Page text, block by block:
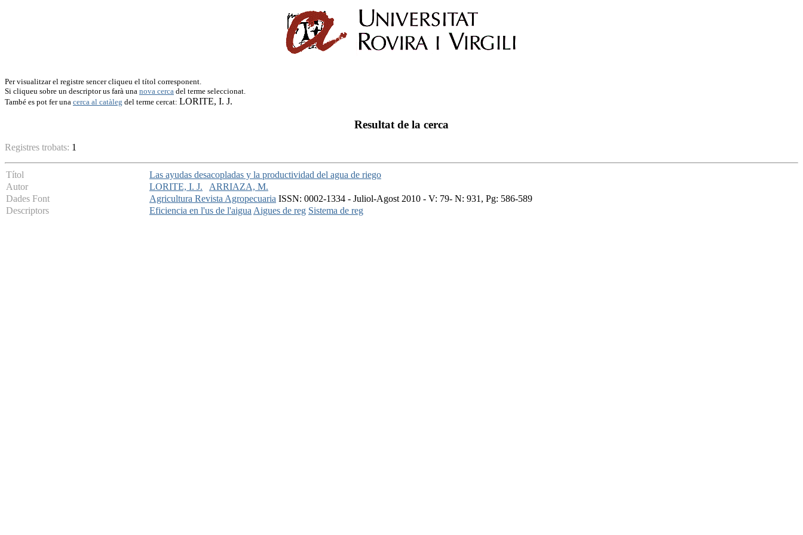
Per visualitzar el registre sencer cliqueu el títol corresponent.
Si cliqueu sobre un descriptor us farà una nova cerca del terme seleccionat.
També es pot fer una cerca al catàleg del terme cercat: LORITE, I. J.
Resultat de la cerca
Registres trobats: 1
Títol
Las ayudas desacopladas y la productividad del agua de riego
Autor
LORITE, I. J.
ARRIAZA, M.
Dades Font
Agricultura Revista Agropecuaria ISSN: 0002-1334 - Juliol-Agost 2010 - V: 79- N: 931, Pg: 586-589
Descriptors
Eficiencia en l'us de l'aiguaAigues de reg Sistema de reg